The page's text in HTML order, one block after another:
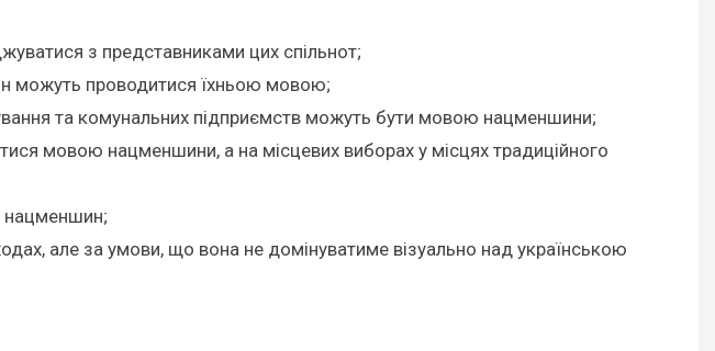
з представниками цих спільнот;
можуть проводитися їхньою мовою;
та комунальних підприємств можуть бути мовою нацменшини;
мовою нацменшини, а на місцевих виборах у місцях традиційного
нацменшин;
але за умови, що вона не домінуватиме візуально над українською